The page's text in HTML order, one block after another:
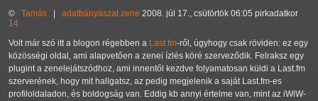
© Tamás adatbányászat zene 2008. júl 17., csütörtök 06:05 pirkadatkor
14
Volt már szó itt a blogon régebben a Last.fm-ről, úgyhogy csak röviden: ez egy
közösségi oldal, ami alapvetően a zenei ízlés köré szerveződik. Felraksz egy
plugint a zenelejátszódhoz, ami innentől kezdve folyamatosan küldi a Last.fm
szerverének, hogy mit hallgatsz, az pedig megjelenik a saját Last.fm-es
profiloldaladon, és boldogság van. Eddig kb annyi értelme van, mint az iWiW-